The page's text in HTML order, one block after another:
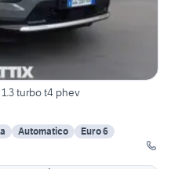
turbo t4 phev
Automatico
Euro 6